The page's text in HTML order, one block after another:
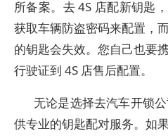
所备案。去 4S 店配新钥匙
获取车辆防盗密码来配置，
的钥匙会失效。您自己也要
行驶证到 4S 店售后配置。
无论是选择去汽车开锁
供专业的钥匙配对服务。如